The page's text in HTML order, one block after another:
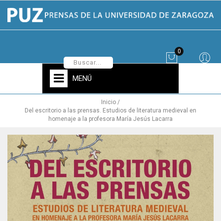
0
MENÚ
Inicio
Del escritorio a las prensas. Estudios de literatura medieval en
homenaje a la profesora María Jesús Lacarra